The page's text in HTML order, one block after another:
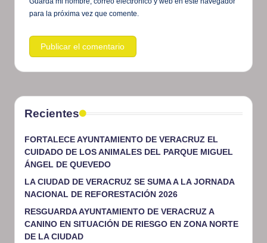
para la próxima vez que comente.
Recientes
FORTALECE AYUNTAMIENTO DE VERACRUZ EL
CUIDADO DE LOS ANIMALES DEL PARQUE MIGUEL
ÁNGEL DE QUEVEDO
LA CIUDAD DE VERACRUZ SE SUMA A LA JORNADA
NACIONAL DE REFORESTACIÓN 2026
RESGUARDA AYUNTAMIENTO DE VERACRUZ A
CANINO EN SITUACIÓN DE RIESGO EN ZONA NORTE
DE LA CIUDAD